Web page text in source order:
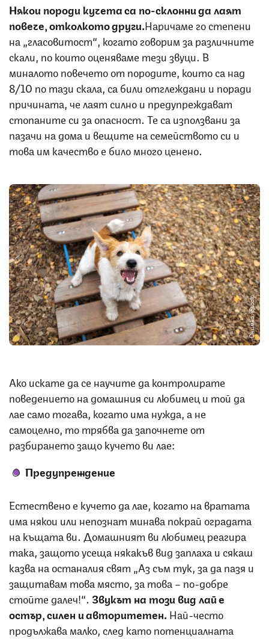
Някои породи кучета са по-склонни да лаят
повече, отколкото други.Наричаме го степени
на „гласовитост“, когато говорим за различните
скали, по които оценяваме тези звуци. В
миналото повечето от породите, които са над
8/10 по тази скала, са били отглеждани и поради
причината, че лаят силно и предупреждават
стопаните си за опасност. Те са използвани за
пазачи на дома и вещите на семейството си и
това им качество е било много ценено.
Снимка: iStock
Ако искате да се научите да контролирате
поведението на домашния си любимец и той да
лае само тогава, когато има нужда, а не
самоцелно, то трябва да започнете от
разбирането защо кучето ви лае:
Предупреждение
Естествено е кучето да лае, когато на вратата
има някои или непознат минава покрай оградата
на къщата ви. Домашният ви любимец реагира
така, защото усеща някакъв вид заплаха и сякаш
казва на останалия свят „Аз съм тук, за да пазя и
защитавам това място, за това – по-добре
стойте далеч!“. Звукът на този вид лай е
остър, силен и авторитетен. Най-често
продължава малко, след като потенциалната